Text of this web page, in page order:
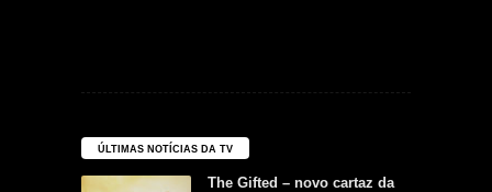
ÚLTIMAS NOTÍCIAS DA TV
The Gifted – novo cartaz da